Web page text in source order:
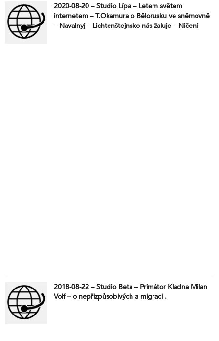
2020-08-20 – Studio Lípa – Letem světem
internetem – T.Okamura o Bělorusku ve sněmovně
– Navalnyj – Lichtenštejnsko nás žaluje – Ničení
2018-08-22 – Studio Beta – Primátor Kladna Milan
Volf – o nepřizpůsobivých a migraci .